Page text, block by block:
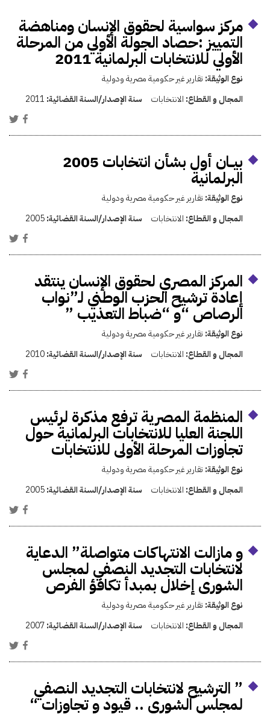
مركز سواسية لحقوق الإنسان ومناهضة
التمييز :حصاد الجولة الأولي من المرحلة
الأولي للانتخابات البرلمانية 2011
نوع الوثيقة: تقارير غير حكومية مصرية ودولية
المجال و القطاع: الانتخابات سنة الإصدار/السنة القضائية: 2011
بيـــان أول بشأن انتخابات 2005
البرلمانية
نوع الوثيقة: تقارير غير حكومية مصرية ودولية
المجال و القطاع: الانتخابات سنة الإصدار/السنة القضائية:2005
المركز المصري لحقوق الإنسان ينتقد
إعادة ترشيح الحزب الوطني لـ”نواب
الرصاص “و “ضباط التعذيب ”
نوع الوثيقة: تقارير غير حكومية مصرية ودولية
المجال و القطاع: الانتخابات سنة الإصدار/السنة القضائية:2010
المنظمة المصرية ترفع مذكرة لرئيس
اللجنة العليا للانتخابات البرلمانية حول
تجاوزات المرحلة الأولى للانتخابات
نوع الوثيقة: تقارير غير حكومية مصرية ودولية
المجال و القطاع: الانتخابات سنة الإصدار/السنة القضائية:2005
و مازالت الانتهاكات متواصلة” الدعاية
لانتخابات التجديد النصفي لمجلس
الشورى إخلال بمبدأ تكافؤ الفرص
نوع الوثيقة: تقارير غير حكومية مصرية ودولية
المجال و القطاع: الانتخابات سنة الإصدار/السنة القضائية:2007
” الترشيح لانتخابات التجديد النصفي
لمجلس الشورى .. قيود و تجاوزات “